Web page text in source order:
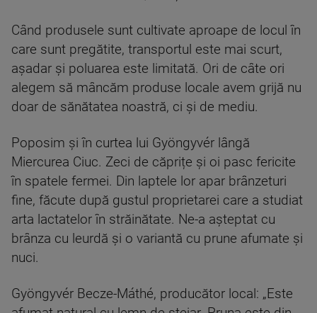
Când produsele sunt cultivate aproape de locul în
care sunt pregătite, transportul este mai scurt,
așadar și poluarea este limitată. Ori de câte ori
alegem să mâncăm produse locale avem grijă nu
doar de sănătatea noastră, ci și de mediu.
Poposim și în curtea lui Gyöngyvér lângă
Miercurea Ciuc. Zeci de căprițe și oi pasc fericite
în spatele fermei. Din laptele lor apar brânzeturi
fine, făcute după gustul proprietarei care a studiat
arta lactatelor în străinătate. Ne-a așteptat cu
brânza cu leurdă și o variantă cu prune afumate și
nuci.
Gyöngyvér Becze-Máthé, producător local: „Este